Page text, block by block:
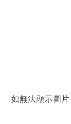
如無法顯示圖